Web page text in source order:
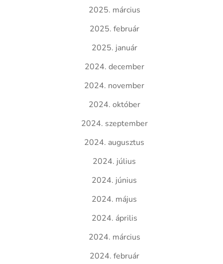
2025. március
2025. február
2025. január
2024. december
2024. november
2024. október
2024. szeptember
2024. augusztus
2024. július
2024. június
2024. május
2024. április
2024. március
2024. február